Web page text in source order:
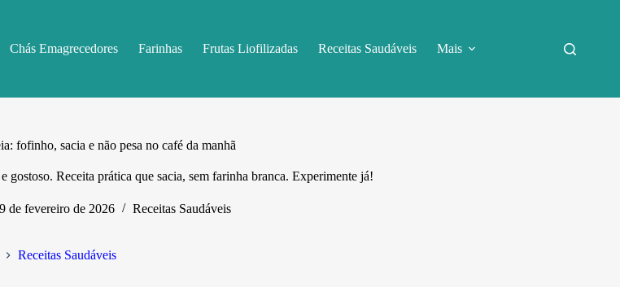
Chás Emagrecedores Farinhas Frutas Liofilizadas Receitas Saudáveis Mais
fofinho, sacia e não pesa no café da manhã
gostoso. Receita prática que sacia, sem farinha branca. Experimente já!
de fevereiro de 2026 Receitas Saudáveis
Receitas Saudáveis